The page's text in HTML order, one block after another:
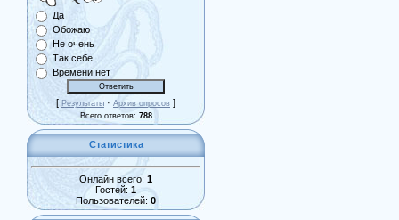
Да
Обожаю
Не очень
Так себе
Времени нет
[ Результаты · Архив опросов ]
Всего ответов: 788
Статистика
Онлайн всего: 1
Гостей: 1
Пользователей: 0